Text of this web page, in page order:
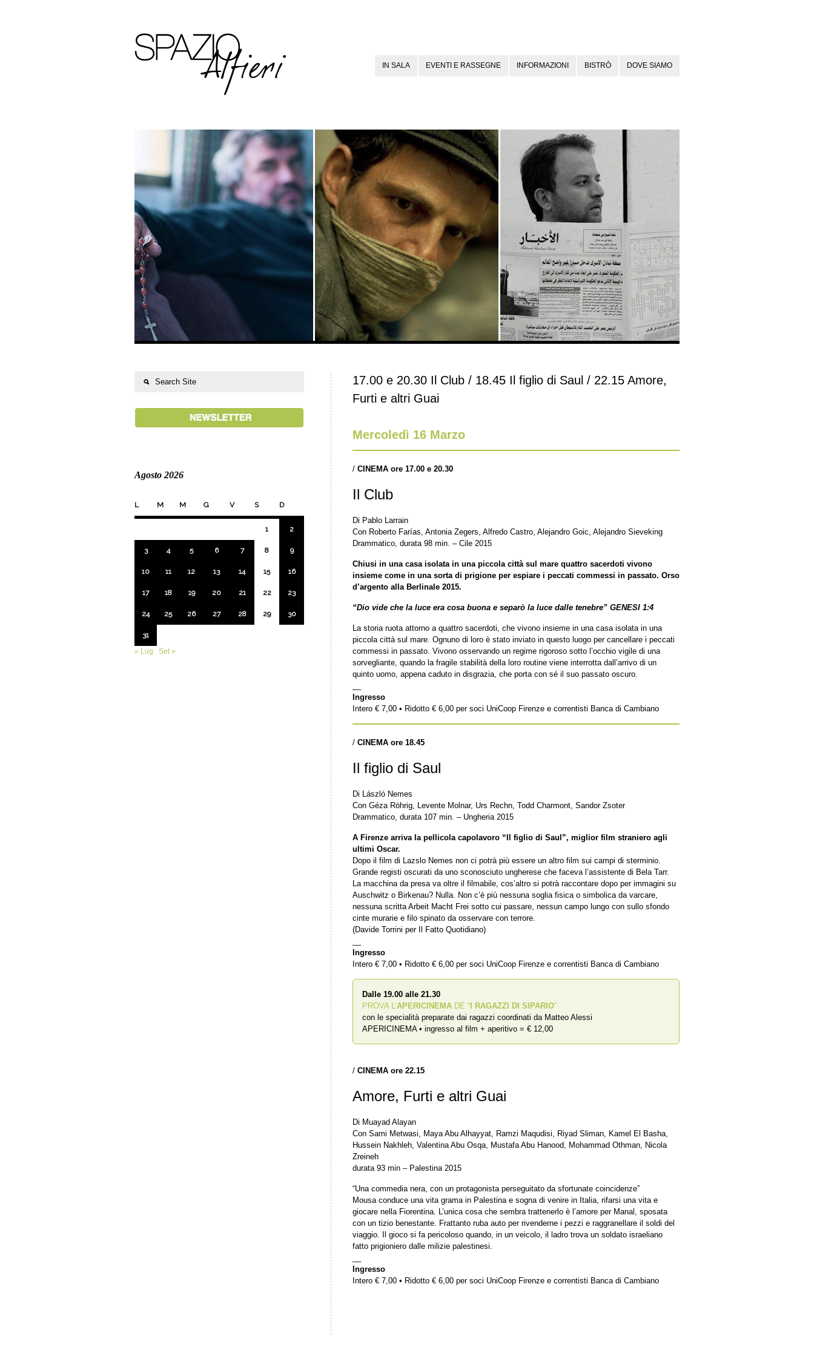
IN SALA EVENTI E RASSEGNE INFORMAZIONI BISTRÒ DOVE SIAMO
17.00 e 20.30 Il Club / 18.45 Il figlio di Saul / 22.15 Amore,
Furti e altri Guai
Mercoledì 16 Marzo
/ CINEMA ore 17.00 e 20.30
Il Club
Di Pablo Larrain
Con Roberto Farías, Antonia Zegers, Alfredo Castro, Alejandro Goic, Alejandro Sieveking
Drammatico, durata 98 min. – Cile 2015
Chiusi in una casa isolata in una piccola città sul mare quattro sacerdoti vivono
insieme come in una sorta di prigione per espiare i peccati commessi in passato. Orso
d’argento alla Berlinale 2015.
“Dio vide che la luce era cosa buona e separò la luce dalle tenebre” GENESI 1:4
La storia ruota attorno a quattro sacerdoti, che vivono insieme in una casa isolata in una
piccola città sul mare. Ognuno di loro è stato inviato in questo luogo per cancellare i peccati
commessi in passato. Vivono osservando un regime rigoroso sotto l’occhio vigile di una
sorvegliante, quando la fragile stabilità della loro routine viene interrotta dall’arrivo di un
quinto uomo, appena caduto in disgrazia, che porta con sé il suo passato oscuro.
Ingresso
Intero € 7,00 • Ridotto € 6,00 per soci UniCoop Firenze e correntisti Banca di Cambiano
/ CINEMA ore 18.45
Il figlio di Saul
Di László Nemes
Con Géza Röhrig, Levente Molnar, Urs Rechn, Todd Charmont, Sandor Zsoter
Drammatico, durata 107 min. – Ungheria 2015
A Firenze arriva la pellicola capolavoro “Il figlio di Saul”, miglior film straniero agli
ultimi Oscar.
Dopo il film di Lazslo Nemes non ci potrà più essere un altro film sui campi di sterminio.
Grande registi oscurati da uno sconosciuto ungherese che faceva l’assistente di Bela Tarr.
La macchina da presa va oltre il filmabile, cos’altro si potrà raccontare dopo per immagini su
Auschwitz o Birkenau? Nulla. Non c’è più nessuna soglia fisica o simbolica da varcare,
nessuna scritta Arbeit Macht Frei sotto cui passare, nessun campo lungo con sullo sfondo
cinte murarie e filo spinato da osservare con terrore.
(Davide Torrini per Il Fatto Quotidiano)
Ingresso
Intero € 7,00 • Ridotto € 6,00 per soci UniCoop Firenze e correntisti Banca di Cambiano
Dalle 19.00 alle 21.30
PROVA L’APERICINEMA DE “ I RAGAZZI DI SIPARIO”
con le specialità preparate dai ragazzi coordinati da Matteo Alessi
APERICINEMA • ingresso al film + aperitivo = € 12,00
/ CINEMA ore 22.15
Amore, Furti e altri Guai
Di Muayad Alayan
Con Sami Metwasi, Maya Abu Alhayyat, Ramzi Maqudisi, Riyad Sliman, Kamel El Basha,
Hussein Nakhleh, Valentina Abu Osqa, Mustafa Abu Hanood, Mohammad Othman, Nicola
Zreineh
durata 93 min – Palestina 2015
“Una commedia nera, con un protagonista perseguitato da sfortunate coincidenze”
Mousa conduce una vita grama in Palestina e sogna di venire in Italia, rifarsi una vita e
giocare nella Fiorentina. L’unica cosa che sembra trattenerlo è l’amore per Manal, sposata
con un tizio benestante. Frattanto ruba auto per rivenderne i pezzi e raggranellare il soldi del
viaggio. Il gioco si fa pericoloso quando, in un veicolo, il ladro trova un soldato israeliano
fatto prigioniero dalle milizie palestinesi.
Ingresso
Intero € 7,00 • Ridotto € 6,00 per soci UniCoop Firenze e correntisti Banca di Cambiano
Agosto 2026
L M M G V S D
1 2
3 4 5 6 7 8 9
10 11 12 13 14 15 16
17 18 19 20 21 22 23
24 25 26 27 28 29 30
31
« Lug
Set »